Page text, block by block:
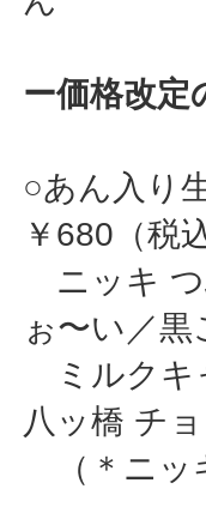
ー価格改定
○あん入
￥680（税
ニッキ つ
ぉ〜い／
ミルクキ
八ッ橋 チ
（＊ニッ